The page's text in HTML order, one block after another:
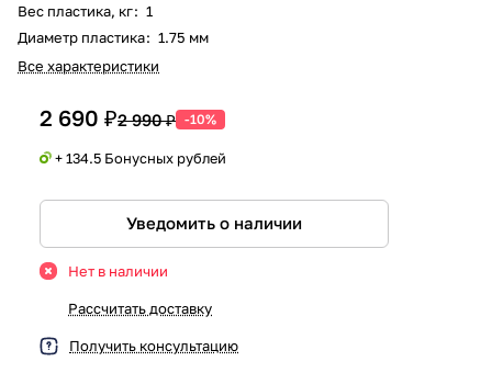
Вес пластика, кг: 1
Диаметр пластика: 1.75 мм
Все характеристики
2 690 ₽2 990 ₽ -10%
+ 134.5 Бонусных рублей
Уведомить о наличии
Нет в наличии
Рассчитать доставку
Получить консультацию